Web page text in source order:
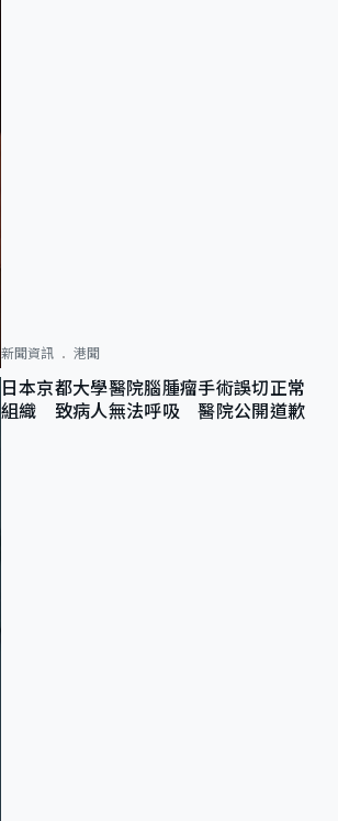
新聞資訊 港聞
日本京都大學醫院腦腫瘤手術誤切正常
組織 致病人無法呼吸 醫院公開道歉